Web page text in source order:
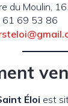
du Moulin,
61 69 53 86
Éloi est